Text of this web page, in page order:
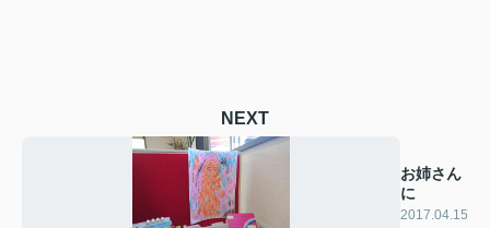
NEXT
お姉さん
に
2017.04.15